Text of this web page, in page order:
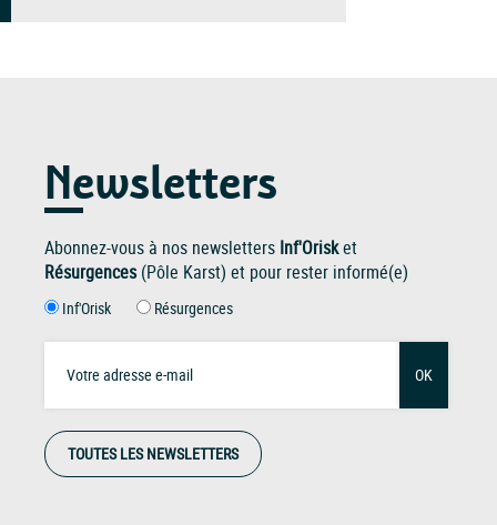
Newsletters
Abonnez-vous à nos newsletters Inf'Orisket
Résurgences(Pôle Karst) et pour rester informé(e)
Inf'Orisk Résurgences
OK
TOUTES LES NEWSLETTERS